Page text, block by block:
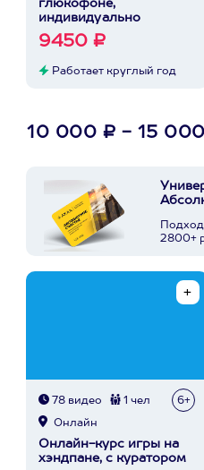
глюкофоне,
индивидуально
9450 ₽
Работает круглый год
10 000 ₽ - 15
2800+
78 видео 1 чел 6+
Онлайн
Онлайн-курс игры на
хэндпане, с куратором